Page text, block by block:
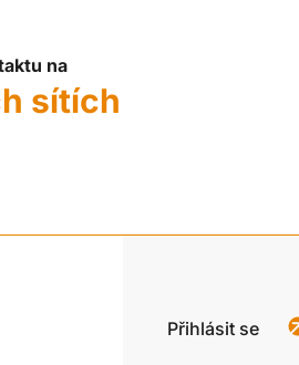
na
sítích
Přihlásit se